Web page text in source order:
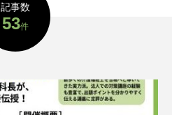
記事数
53件